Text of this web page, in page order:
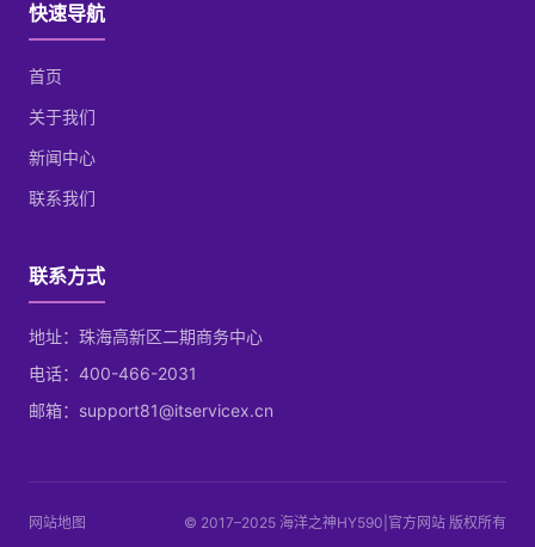
快速导航
首页
关于我们
新闻中心
联系我们
联系方式
地址：珠海高新区二期商务中心
电话：400-466-2031
邮箱：support81@itservicex.cn
网站地图 © 2017–2025 海洋之神HY590|官方网站 版权所有